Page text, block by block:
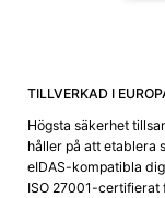
TILLVERKAD I
Högsta säkerhet
håller på att etablera
eIDAS-kompatibla
ISO 27001-certifierat